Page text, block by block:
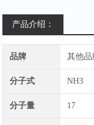
产品介绍：
品牌 其他品
分子式 NH3
分子量 17